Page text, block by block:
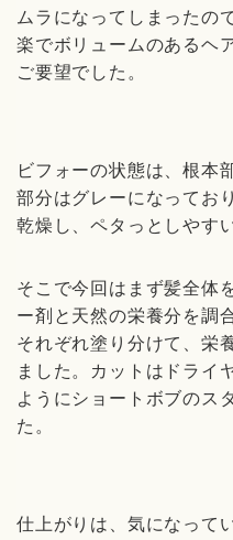
ムラになってしまったの
楽でボリュームのあるヘ
ご要望でした。
ビフォーの状態は、根本
部分はグレーになってお
乾燥し、ペタっとしやす
そこで今回はまず髪全体
ー剤と天然の栄養分を調
それぞれ塗り分けて、栄
ました。カットはドライ
ようにショートボブのス
た。
仕上がりは、気になって